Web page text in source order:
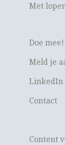
Met
Doe mee!
Meld je
LinkedIn
Contact
Content